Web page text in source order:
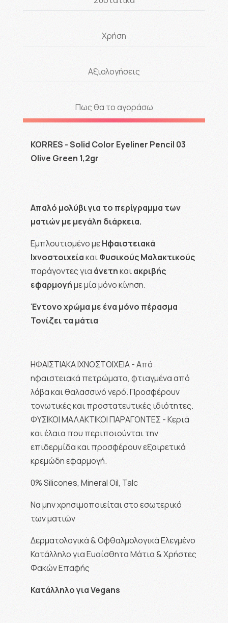
Χρήση
Αξιολογήσεις
Πως θα το αγοράσω
KORRES - Solid Color Eyeliner Pencil 03
Olive Green 1,2gr
Απαλό μολύβι για το περίγραμμα των
ματιών με μεγάλη διάρκεια.
Εμπλουτισμένο μεΗφαιστειακά
ΙχνοστοιχείακαιΦυσικούςΜαλακτικούς
παράγοντες για άνετηκαιακριβής
εφαρμογήμε μία μόνο κίνηση.
Έντονο χρώμα με ένα μόνο πέρασμα
Τονίζει τα μάτια
ΗΦΑΙΣΤΙΑΚΑ ΙΧΝΟΣΤΟΙΧΕΙΑ - Από
ηφαιστειακά πετρώματα, φτιαγμένα από
λάβα και θαλασσινό νερό. Προσφέρουν
τονωτικές και προστατευτικές ιδιότητες.
ΦΥΣΙΚΟΙ ΜΑΛΑΚΤΙΚΟΙ ΠΑΡΑΓΟΝΤΕΣ - Κεριά
και έλαια που περιποιούνται την
επιδερμίδα και προσφέρουν εξαιρετικά
κρεμώδη εφαρμογή.
0% Silicones, Mineral Oil, Talc
Να μην χρησιμοποιείται στο εσωτερικό
των ματιών
Δερματολογικά & Οφθαλμολογικά Ελεγμένο
Κατάλληλο για Ευαίσθητα Μάτια & Χρήστες
Φακών Επαφής
Κατάλληλο για Vegans